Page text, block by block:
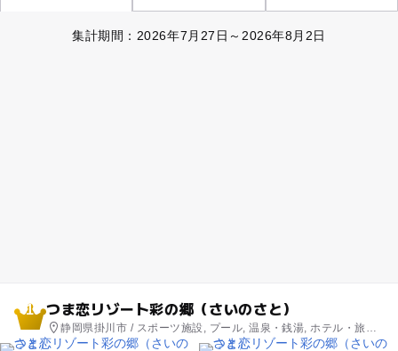
集計期間：2026年7月27日～2026年8月2日
1 つま恋リゾート彩の郷（さいのさと）
静岡県掛川市 / スポーツ施設, プール, 温泉・銭湯, ホテル・旅館,
自然体験・アクティビティ